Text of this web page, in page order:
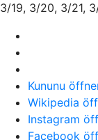
3/19, 3/20, 3/21,
Kununu
Wikipedia
Instagram
Facebook